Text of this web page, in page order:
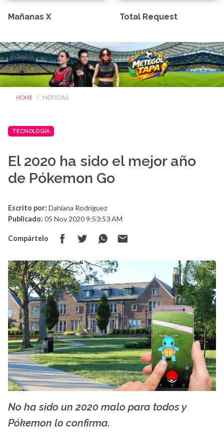
Mañanas X Total Request
HOME NOTICIAS
TECNOLOGÍA
El 2020 ha sido el mejor año
de Pókemon Go
Escrito por: Dahiana Rodríguez
Publicado: 05 Nov 2020 9:53:53 AM
Compártelo
No ha sido un 2020 malo para todos y
Pókemon lo confirma.